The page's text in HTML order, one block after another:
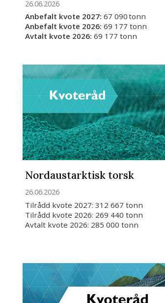
26.06.2026
Anbefalt kvote 2027: 67 090 tonn
Anbefalt kvote 2026: 69 177 tonn
Avtalt kvote 2026: 69 177 tonn
Nordaustarktisk torsk
26.06.2026
Tilrådd kvote 2027: 312 667 tonn
Tilrådd kvote 2026: 269 440 tonn
Avtalt kvote 2026: 285 000 tonn